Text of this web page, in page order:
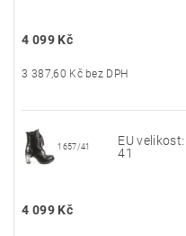
4 099 Kč
3 387,60 Kč bez DPH
1657/41
EU velikost:
41
4 099 Kč